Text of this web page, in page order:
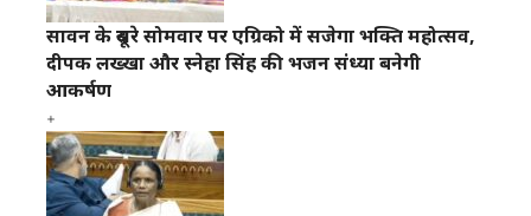
सावन के दूसरे सोमवार पर एग्रिको में सजेगा भक्ति महोत्सव,
दीपक लख्खा और स्नेहा सिंह की भजन संध्या बनेगी
आकर्षण